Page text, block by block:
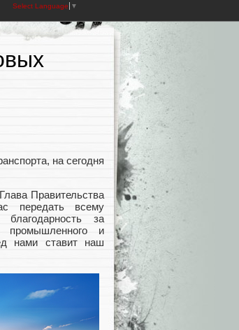
Select Language ▼
на сегодня
Правительства
передать всему
за
и
нами ставит наш